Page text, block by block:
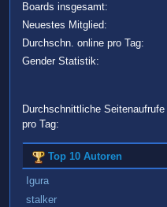
Boards insgesamt:
Neuestes Mitglied:
Durchschn. online pro Tag:
Gender Statistik:
Durchschnittliche Seitenaufrufe
pro Tag:
Top 10 Autoren
Igura
stalker